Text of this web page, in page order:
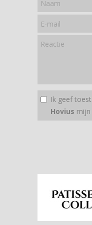
Ik geef
Hovius mijn